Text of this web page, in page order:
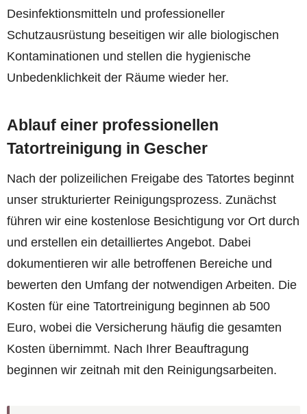
Desinfektionsmitteln und professioneller
Schutzausrüstung beseitigen wir alle biologischen
Kontaminationen und stellen die hygienische
Unbedenklichkeit der Räume wieder her.
Ablauf einer professionellen
Tatortreinigung in Gescher
Nach der polizeilichen Freigabe des Tatortes beginnt
unser strukturierter Reinigungsprozess. Zunächst
führen wir eine kostenlose Besichtigung vor Ort durch
und erstellen ein detailliertes Angebot. Dabei
dokumentieren wir alle betroffenen Bereiche und
bewerten den Umfang der notwendigen Arbeiten. Die
Kosten für eine Tatortreinigung beginnen ab 500
Euro, wobei die Versicherung häufig die gesamten
Kosten übernimmt. Nach Ihrer Beauftragung
beginnen wir zeitnah mit den Reinigungsarbeiten.